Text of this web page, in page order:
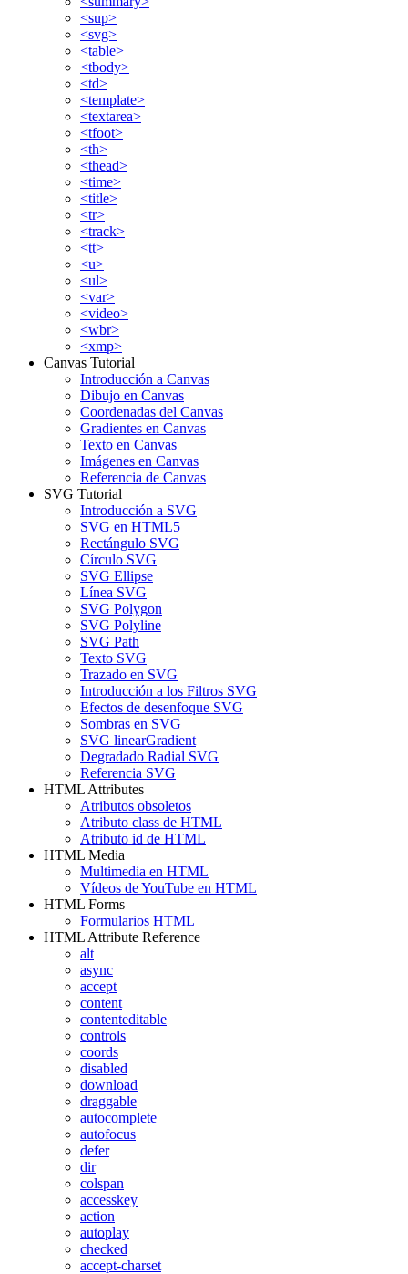
<sup>
<svg>
<table>
<tbody>
<td>
<template>
<textarea>
<tfoot>
<th>
<thead>
<time>
<title>
<tr>
<track>
<tt>
<u>
<ul>
<var>
<video>
<wbr>
<xmp>
Canvas Tutorial
Introducción a Canvas
Dibujo en Canvas
Coordenadas del Canvas
Gradientes en Canvas
Texto en Canvas
Imágenes en Canvas
Referencia de Canvas
SVG Tutorial
Introducción a SVG
SVG en HTML5
Rectángulo SVG
Círculo SVG
SVG Ellipse
Línea SVG
SVG Polygon
SVG Polyline
SVG Path
Texto SVG
Trazado en SVG
Introducción a los Filtros SVG
Efectos de desenfoque SVG
Sombras en SVG
SVG linearGradient
Degradado Radial SVG
Referencia SVG
HTML Attributes
Atributos obsoletos
Atributo class de HTML
Atributo id de HTML
HTML Media
Multimedia en HTML
Vídeos de YouTube en HTML
HTML Forms
Formularios HTML
HTML Attribute Reference
alt
async
accept
content
contenteditable
controls
coords
disabled
download
draggable
autocomplete
autofocus
defer
dir
colspan
accesskey
action
autoplay
checked
accept-charset